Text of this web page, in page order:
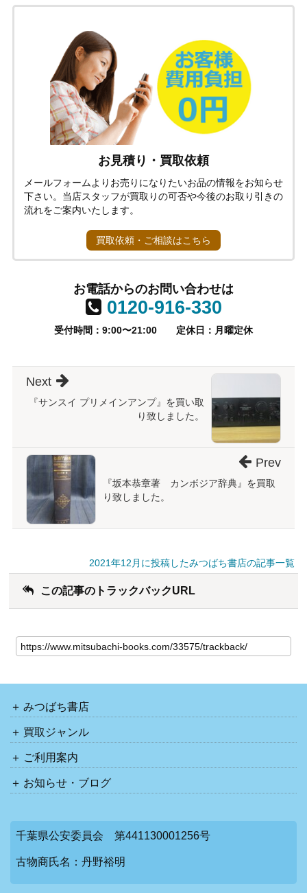
お見積り・買取依頼
メールフォームよりお売りになりたいお品の情報をお知らせ
下さい。当店スタッフが買取りの可否や今後のお取り引きの
流れをご案内いたします。
買取依頼・ご相談はこちら
お電話からのお問い合わせは
0120-916-330
受付時間：9:00〜21:00 定休日：月曜定休
『サンスイ プリメインアンプ』を買い取
り致しました。
Next
『坂本恭章著 カンボジア辞典』を買取
り致しました。
Prev
2021年12月に投稿したみつばち書店の記事一覧
この記事のトラックバックURL
みつばち書店
買取ジャンル
ご利用案内
お知らせ・ブログ
千葉県公安委員会 第441130001256号
古物商氏名：丹野裕明